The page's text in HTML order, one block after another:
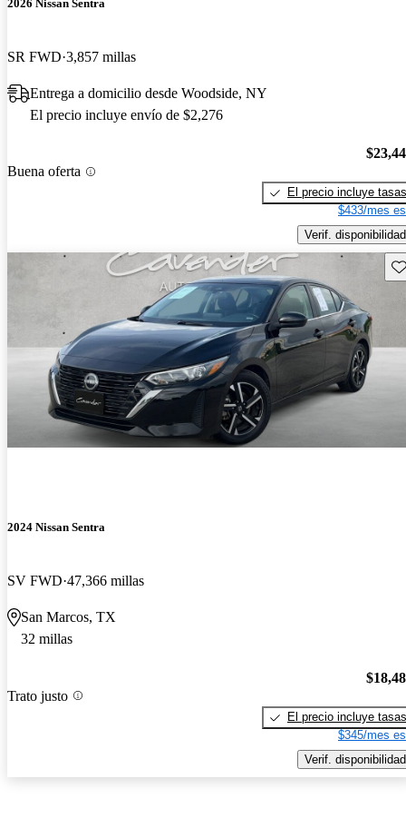
2026 Nissan Sentra
SR FWD 3,857 millas
Entrega a domicilio desde Woodside, NY
El precio incluye envío de $2,276
Buena oferta
El precio incluye tasas
$433/mes
Verif. disponibilidad
2024 Nissan Sentra
SV FWD 47,366 millas
San Marcos, TX
32 millas
Trato justo
El precio incluye tasas
$345/mes
Verif. disponibilidad